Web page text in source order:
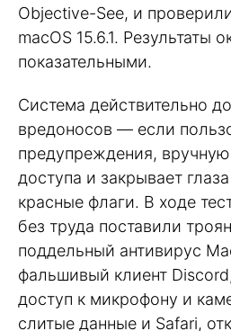
Objective-See, и
macOS 15.6.1. Результаты
показательными.
Система действительно
вредоносов — если
предупреждения,
доступа и закрывает
красные флаги. В ходе
без труда поставили
поддельный антивирус
фальшивый клиент
доступ к микрофону и
слитые данные и Safari,